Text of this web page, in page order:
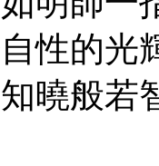
性的光
曉般若